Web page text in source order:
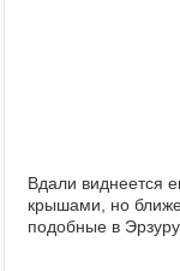
Вдали виднеется
крышами, но
подобные в